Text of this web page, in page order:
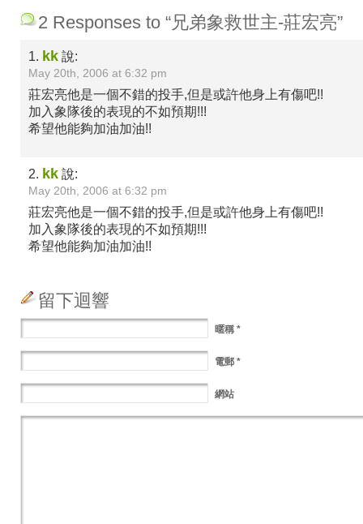
2 Responses to “兄弟象救世主-莊宏亮”
1. kk 說:
May 20th, 2006 at 6:32 pm
莊宏亮他是一個不錯的投手,但是或許他身上有傷吧!!
加入象隊後的表現的不如預期!!!
希望他能夠加油加油!!
2. kk 說:
May 20th, 2006 at 6:32 pm
莊宏亮他是一個不錯的投手,但是或許他身上有傷吧!!
加入象隊後的表現的不如預期!!!
希望他能夠加油加油!!
留下迴響
暱稱 *
電郵 *
網站